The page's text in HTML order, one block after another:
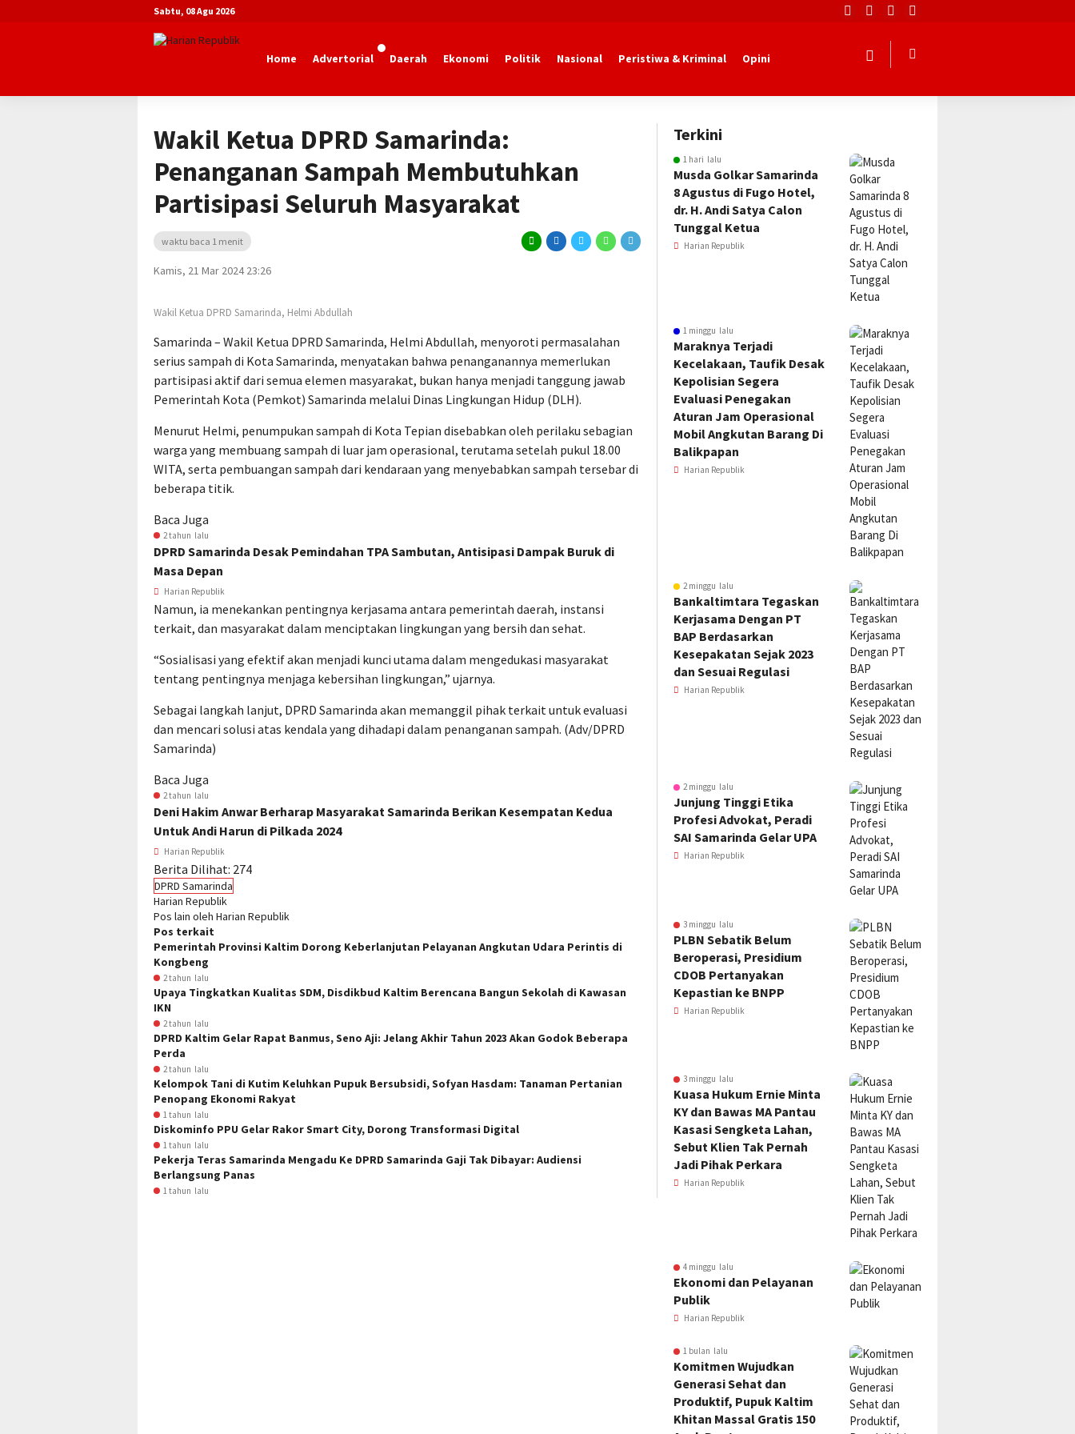
Sabtu, 08 Agu 2026
Home Advertorial Daerah Ekonomi Politik Nasional Peristiwa & Kriminal Opini
Wakil Ketua DPRD Samarinda:
Penanganan Sampah Membutuhkan
Partisipasi Seluruh Masyarakat
waktu baca 1 menit
Kamis, 21 Mar 2024 23:26
Wakil Ketua DPRD Samarinda, Helmi Abdullah
Samarinda – Wakil Ketua DPRD Samarinda, Helmi Abdullah, menyoroti permasalahan
serius sampah di Kota Samarinda, menyatakan bahwa penanganannya memerlukan
partisipasi aktif dari semua elemen masyarakat, bukan hanya menjadi tanggung jawab
Pemerintah Kota (Pemkot) Samarinda melalui Dinas Lingkungan Hidup (DLH).
Menurut Helmi, penumpukan sampah di Kota Tepian disebabkan oleh perilaku sebagian
warga yang membuang sampah di luar jam operasional, terutama setelah pukul 18.00
WITA, serta pembuangan sampah dari kendaraan yang menyebabkan sampah tersebar di
beberapa titik.
Baca Juga
2 tahun lalu
DPRD Samarinda Desak Pemindahan TPA Sambutan, Antisipasi Dampak Buruk di
Masa Depan
Harian Republik
Namun, ia menekankan pentingnya kerjasama antara pemerintah daerah, instansi
terkait, dan masyarakat dalam menciptakan lingkungan yang bersih dan sehat.
“Sosialisasi yang efektif akan menjadi kunci utama dalam mengedukasi masyarakat
tentang pentingnya menjaga kebersihan lingkungan,” ujarnya.
Sebagai langkah lanjut, DPRD Samarinda akan memanggil pihak terkait untuk evaluasi
dan mencari solusi atas kendala yang dihadapi dalam penanganan sampah. (Adv/DPRD
Samarinda)
Baca Juga
2 tahun lalu
Deni Hakim Anwar Berharap Masyarakat Samarinda Berikan Kesempatan Kedua
Untuk Andi Harun di Pilkada 2024
Harian Republik
Berita Dilihat: 274
DPRD Samarinda
Harian Republik
Pos lain oleh Harian Republik
Pos terkait
Pemerintah Provinsi Kaltim Dorong Keberlanjutan Pelayanan Angkutan Udara Perintis di
Kongbeng
2 tahun lalu
Upaya Tingkatkan Kualitas SDM, Disdikbud Kaltim Berencana Bangun Sekolah di Kawasan
IKN
2 tahun lalu
DPRD Kaltim Gelar Rapat Banmus, Seno Aji: Jelang Akhir Tahun 2023 Akan Godok Beberapa
Perda
2 tahun lalu
Kelompok Tani di Kutim Keluhkan Pupuk Bersubsidi, Sofyan Hasdam: Tanaman Pertanian
Penopang Ekonomi Rakyat
1 tahun lalu
Diskominfo PPU Gelar Rakor Smart City, Dorong Transformasi Digital
1 tahun lalu
Pekerja Teras Samarinda Mengadu Ke DPRD Samarinda Gaji Tak Dibayar: Audiensi
Berlangsung Panas
1 tahun lalu
Terkini
1 hari lalu
Musda Golkar Samarinda
8 Agustus di Fugo Hotel,
dr. H. Andi Satya Calon
Tunggal Ketua
Harian Republik
1 minggu lalu
Maraknya Terjadi
Kecelakaan, Taufik Desak
Kepolisian Segera
Evaluasi Penegakan
Aturan Jam Operasional
Mobil Angkutan Barang Di
Balikpapan
Harian Republik
2 minggu lalu
Bankaltimtara Tegaskan
Kerjasama Dengan PT
BAP Berdasarkan
Kesepakatan Sejak 2023
dan Sesuai Regulasi
Harian Republik
2 minggu lalu
Junjung Tinggi Etika
Profesi Advokat, Peradi
SAI Samarinda Gelar UPA
Harian Republik
3 minggu lalu
PLBN Sebatik Belum
Beroperasi, Presidium
CDOB Pertanyakan
Kepastian ke BNPP
Harian Republik
3 minggu lalu
Kuasa Hukum Ernie Minta
KY dan Bawas MA Pantau
Kasasi Sengketa Lahan,
Sebut Klien Tak Pernah
Jadi Pihak Perkara
Harian Republik
4 minggu lalu
Ekonomi dan Pelayanan
Publik
Harian Republik
1 bulan lalu
Komitmen Wujudkan
Generasi Sehat dan
Produktif, Pupuk Kaltim
Khitan Massal Gratis 150